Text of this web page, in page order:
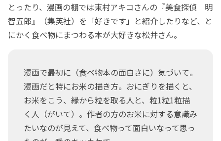
とったり、漫画の棚では東村アキコさんの『美食探偵 明
智五郎』（集英社）を「好きです」と紹介したりなど、と
にかく食べ物にまつわる本が大好きな松井さん。
漫画で最初に（食べ物本の面白さに）気づいて。
漫画だと特にお米の描き方。おにぎりを描くと、
お米をこう、縁から粒を取る人と、粒1粒1粒描
く人（がいて）。作者の方のお米に対する意識み
たいなのが見えて、食べ物って面白いなって思っ